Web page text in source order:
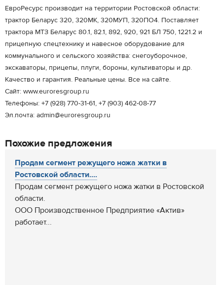
ЕвроРесурс производит на территории Ростовской области:
трактор Беларус 320, 320МК, 320МУП, 320ПО4. Поставляет
трактора МТЗ Беларус 80.1, 82.1, 892, 920, 921 БЛ 750, 1221.2 и
прицепную спецтехнику и навесное оборудование для
коммунального и сельского хозяйства: снегоуборочное,
экскаваторы, прицепы, плуги, бороны, культиваторы и др.
Качество и гарантия. Реальные цены. Все на сайте.
Сайт: www.euroresgroup.ru
Телефоны: +7 (928) 770-31-61, +7 (903) 462-08-77
Эл.почта: admin@euroresgroup.ru
Похожие предложения
Продам сегмент режущего ножа жатки в
Ростовской области....
Продам сегмент режущего ножа жатки в Ростовской
области.
ООО Производственное Предприятие «Актив»
работает...